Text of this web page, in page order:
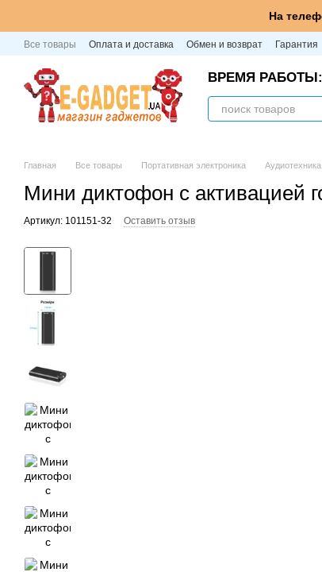
На
Все товары Оплата и доставка Обмен и возврат Гарантия
ВРЕМЯ РАБОТЫ:
Главная Все товары Портативная электроника Аудиотехника
Мини диктофон с активацией
Артикул: 101151-32 Оставить отзыв